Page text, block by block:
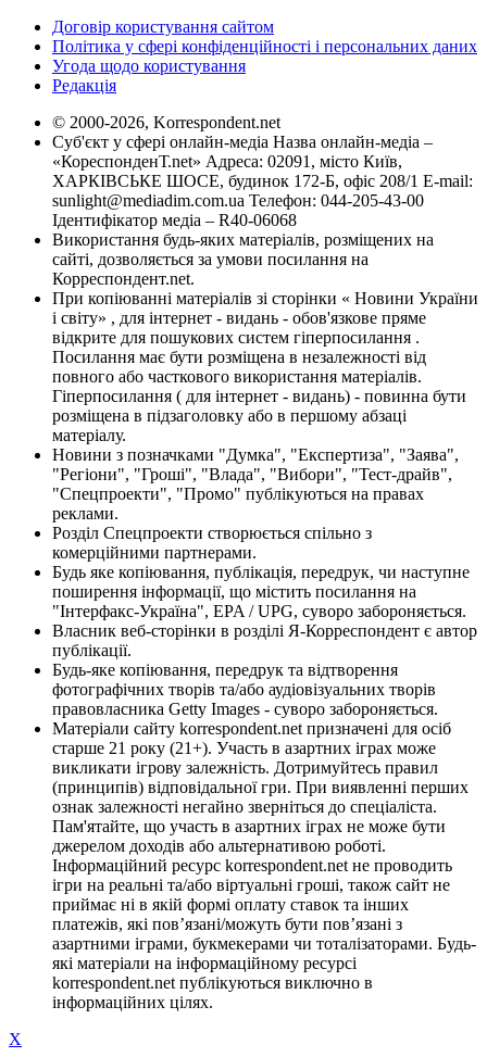
Договір користування сайтом
Політика у сфері конфіденційності і персональних даних
Угода щодо користування
Редакція
© 2000-2026, Korrespondent.net
Суб'єкт у сфері онлайн-медіа Назва онлайн-медіа –
«КореспонденТ.net» Адреса: 02091, місто Київ,
ХАРКІВСЬКЕ ШОСЕ, будинок 172-Б, офіс 208/1 E-mail:
sunlight@mediadim.com.ua Телефон: 044-205-43-00
Ідентифікатор медіа – R40-06068
Використання будь-яких матеріалів, розміщених на
сайті, дозволяється за умови посилання на
Корреспондент.net.
При копіюванні матеріалів зі сторінки « Новини України
і світу» , для інтернет - видань - обов'язкове пряме
відкрите для пошукових систем гіперпосилання .
Посилання має бути розміщена в незалежності від
повного або часткового використання матеріалів.
Гіперпосилання ( для інтернет - видань) - повинна бути
розміщена в підзаголовку або в першому абзаці
матеріалу.
Новини з позначками "Думка", "Експертиза", "Заява",
"Регіони", "Гроші", "Влада", "Вибори", "Тест-драйв",
"Спецпроекти", "Промо" публікуються на правах
реклами.
Розділ Спецпроекти створюється спільно з
комерційними партнерами.
Будь яке копіювання, публікація, передрук, чи наступне
поширення інформації, що містить посилання на
"Інтерфакс-Україна", EPA / UPG, суворо забороняється.
Власник веб-сторінки в розділі Я-Корреспондент є автор
публікації.
Будь-яке копіювання, передрук та відтворення
фотографічних творів та/або аудіовізуальних творів
правовласника Getty Images - суворо забороняється.
Матеріали сайту korrespondent.net призначені для осіб
старше 21 року (21+). Участь в азартних іграх може
викликати ігрову залежність. Дотримуйтесь правил
(принципів) відповідальної гри. При виявленні перших
ознак залежності негайно зверніться до спеціаліста.
Пам'ятайте, що участь в азартних іграх не може бути
джерелом доходів або альтернативою роботі.
Інформаційний ресурс korrespondent.net не проводить
ігри на реальні та/або віртуальні гроші, також сайт не
приймає ні в якій формі оплату ставок та інших
платежів, які пов’язані/можуть бути пов’язані з
азартними іграми, букмекерами чи тоталізаторами. Будь-
які матеріали на інформаційному ресурсі
korrespondent.net публікуються виключно в
інформаційних цілях.
X